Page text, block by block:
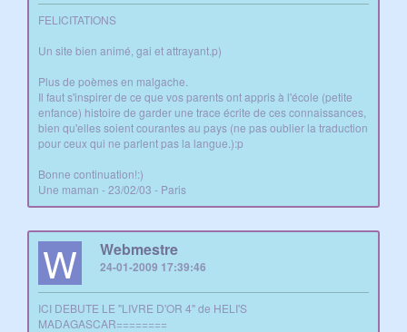
FELICITATIONS
Un site bien animé, gai et attrayant.p)
Plus de poèmes en malgache.
Il faut s'inspirer de ce que vos parents ont appris à l'école (petite
enfance) histoire de garder une trace écrite de ces connaissances,
bien qu'elles soient courantes au pays (ne pas oublier la traduction
pour ceux qui ne parlent pas la langue.):p
Bonne continuation!:)
Une maman - 23/02/03 - Paris
W Webmestre
24-01-2009 17:39:46
ICI DEBUTE LE "LIVRE D'OR 4" de HELI'S
MADAGASCAR========